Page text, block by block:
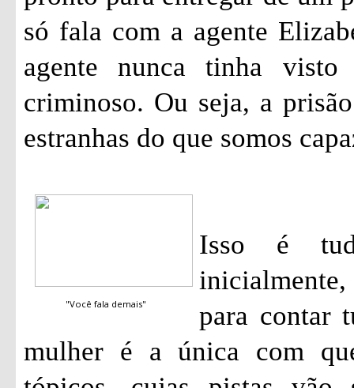
só fala com a agente
agente nunca tinha
criminoso. Ou seja, a
estranhas do que somos
"Você fala demais"
Isso é
para contar
mulher é a única com